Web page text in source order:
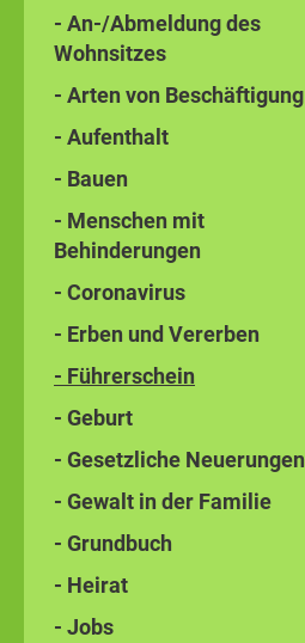
- An-/Abmeldung des
Wohnsitzes
- Arten von Beschäftigung
- Aufenthalt
- Bauen
- Menschen mit
Behinderungen
- Coronavirus
- Erben und Vererben
- Führerschein
- Geburt
- Gesetzliche Neuerungen
- Gewalt in der Familie
- Grundbuch
- Heirat
- Jobs